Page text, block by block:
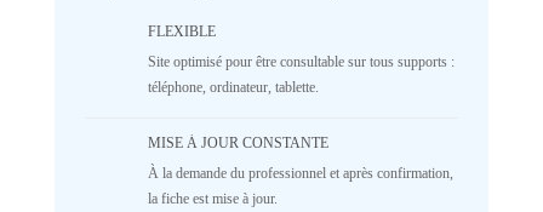
1687
5 4 3
2
1
NR
Deprecated: implode(): Passing null to
parameter #1 ($separator) of type
FLEXIBLE
Site optimisé pour être consultable sur tous supports :
téléphone, ordinateur, tablette.
MISE À JOUR CONSTANTE
À la demande du professionnel et après confirmation,
la fiche est mise à jour.